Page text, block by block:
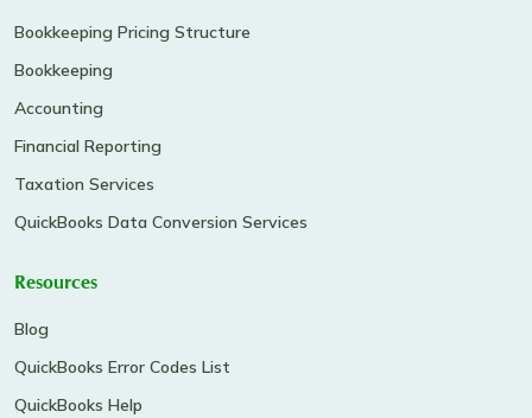
Bookkeeping Pricing Structure
Bookkeeping
Accounting
Financial Reporting
Taxation Services
QuickBooks Data Conversion Services
Resources
Blog
QuickBooks Error Codes List
QuickBooks Help